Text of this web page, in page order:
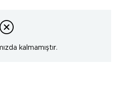
kalmamıştır.